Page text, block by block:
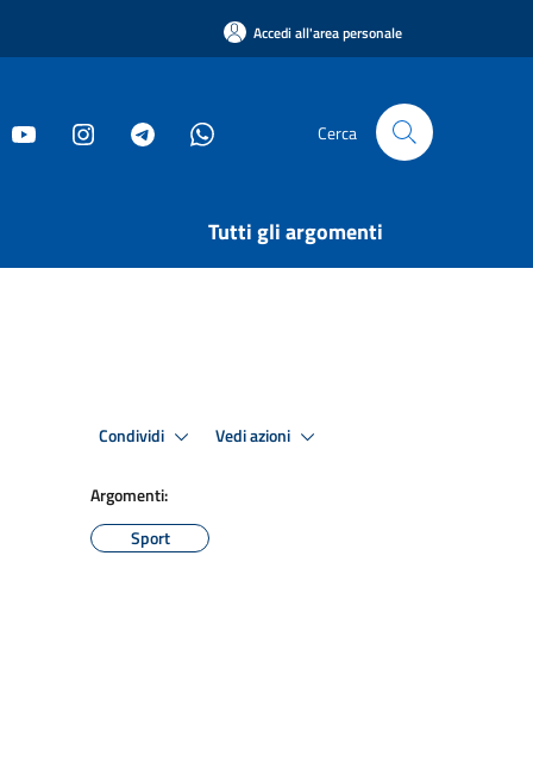
Accedi all'area personale
Cerca
Tutti gli argomenti
Condividi Vedi azioni
Argomenti:
Sport